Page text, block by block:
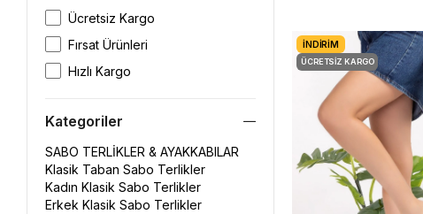
Ücretsiz Kargo
Fırsat Ürünleri
Hızlı Kargo
Kategoriler
SABO TERLİKLER & AYAKKABILAR
Klasik Taban Sabo Terlikler
Kadın Klasik Sabo Terlikler
Erkek Klasik Sabo Terlikler
İNDIRIM
ÜCRETSIZ KARGO